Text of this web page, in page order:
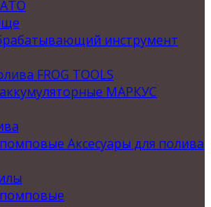
инструмент
FROG TOOLS
МАРКУС
Аксесуары для полива